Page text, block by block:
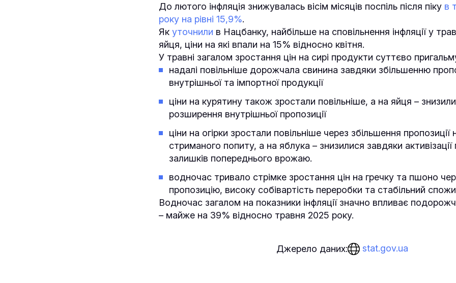
До лютого інфляція знижувалась вісім місяців поспіль після піку в
року на рівні 15,9%.
Як уточнили в Нацбанку, найбільше на сповільнення інфляції у
яйця, ціни на які впали на 15% відносно квітня.
У травні загалом зростання цін на сирі продукти суттєво
надалі повільніше дорожчала свинина завдяки збільшенню
внутрішньої та імпортної продукції
ціни на курятину також зростали повільніше, а на яйця –
розширення внутрішньої пропозиції
ціни на огірки зростали повільніше через збільшення пропозиції
стриманого попиту, а на яблука – знизилися завдяки активізації
залишків попереднього врожаю.
водночас тривало стрімке зростання цін на гречку та пшоно
пропозицію, високу собівартість переробки та стабільний
Водночас загалом на показники інфляції значно впливає
– майже на 39% відносно травня 2025 року.
Джерело даних: stat.gov.ua